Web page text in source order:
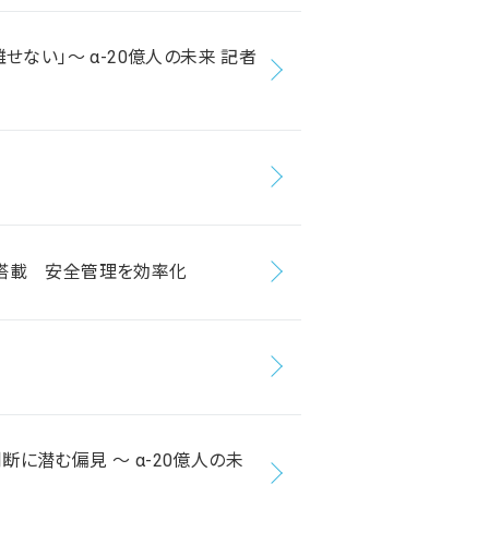
せない」～ α-20億人の未来 記者
載 安全管理を効率化
断に潜む偏見 ～ α-20億人の未